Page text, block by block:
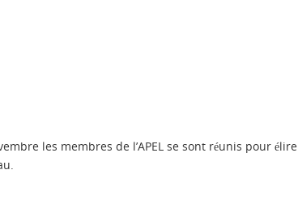
les membres de l’APEL se sont réunis pour